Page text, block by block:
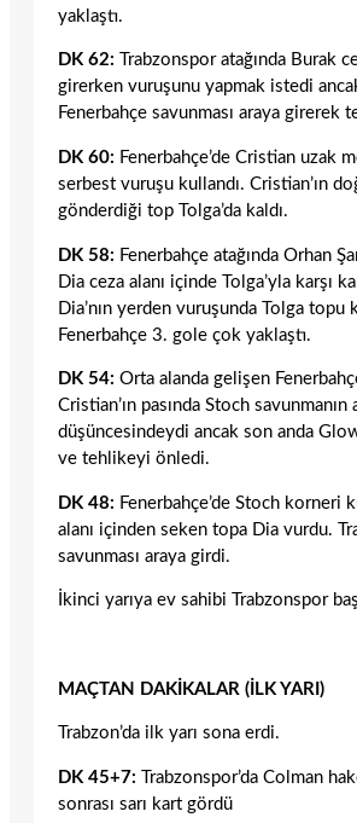
yaklaştı.
DK 62: Trabzonspor atağında Burak
girerken vuruşunu yapmak istedi
Fenerbahçe savunması araya girerek
DK 60: Fenerbahçe’de Cristian uzak
serbest vuruşu kullandı. Cristian’ın
gönderdiği top Tolga’da kaldı.
DK 58: Fenerbahçe atağında Orhan
Dia ceza alanı içinde Tolga’yla karşı
Dia’nın yerden vuruşunda Tolga topu
Fenerbahçe 3. gole çok yaklaştı.
DK 54: Orta alanda gelişen
Cristian’ın pasında Stoch savunmanın
düşüncesindeydi ancak son anda
ve tehlikeyi önledi.
DK 48: Fenerbahçe’de Stoch korneri
alanı içinden seken topa Dia vurdu.
savunması araya girdi.
İkinci yarıya ev sahibi Trabzonspor
MAÇTAN DAKİKALAR (İLK YARI)
Trabzon’da ilk yarı sona erdi.
DK 45+7: Trabzonspor’da Colman
sonrası sarı kart gördü